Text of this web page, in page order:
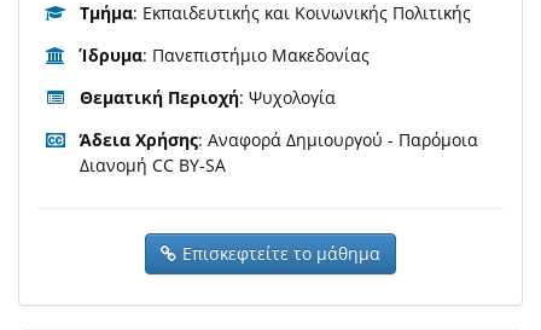
Τμήμα: Εκπαιδευτικής και Κοινωνικής Πολιτικής
Ίδρυμα: Πανεπιστήμιο Μακεδονίας
Θεματική Περιοχή: Ψυχολογία
Άδεια Χρήσης: Αναφορά Δημιουργού - Παρόμοια
Διανομή CC BY-SA
Επισκεφτείτε το μάθημα